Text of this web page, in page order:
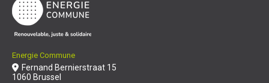
Energie Commune
Fernand Bernierstraat 15
1060 Brussel